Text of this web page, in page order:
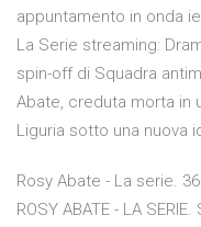
appuntamento in onda
La Serie streaming:
spin-off di Squadra
Abate, creduta morta in
Liguria sotto una nuova
Rosy Abate - La serie.
ROSY ABATE - LA